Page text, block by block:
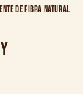
de fibra natural